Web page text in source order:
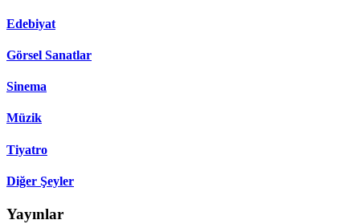
Edebiyat
Görsel Sanatlar
Sinema
Müzik
Tiyatro
Diğer Şeyler
Yayınlar